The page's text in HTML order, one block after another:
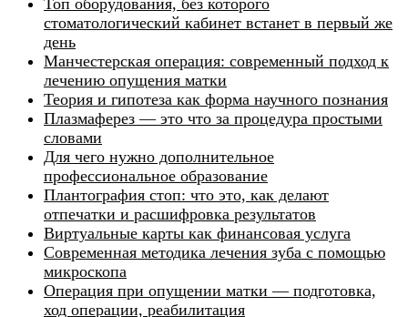
стоматологический кабинет встанет в первый же
день
Манчестерская операция: современный подход к
лечению опущения матки
Теория и гипотеза как форма научного познания
Плазмаферез — это что за процедура простыми
словами
Для чего нужно дополнительное
профессиональное образование
Плантография стоп: что это, как делают
отпечатки и расшифровка результатов
Виртуальные карты как финансовая услуга
Современная методика лечения зуба с помощью
микроскопа
Операция при опущении матки — подготовка,
ход операции, реабилитация